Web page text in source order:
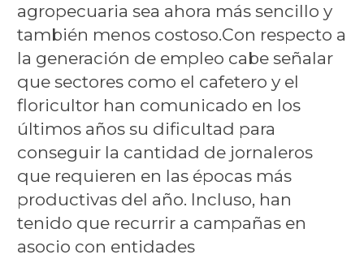
agropecuaria sea ahora más sencillo y
también menos costoso.Con respecto a
la generación de empleo cabe señalar
que sectores como el cafetero y el
floricultor han comunicado en los
últimos años su dificultad para
conseguir la cantidad de jornaleros
que requieren en las épocas más
productivas del año. Incluso, han
tenido que recurrir a campañas en
asocio con entidades